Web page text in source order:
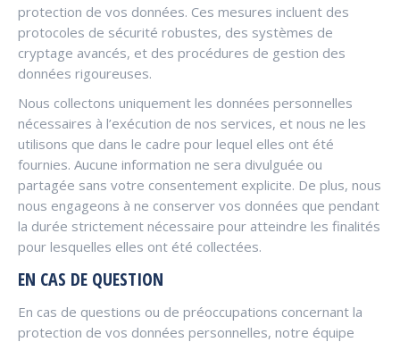
protection de vos données. Ces mesures incluent des
protocoles de sécurité robustes, des systèmes de
cryptage avancés, et des procédures de gestion des
données rigoureuses.
Nous collectons uniquement les données personnelles
nécessaires à l’exécution de nos services, et nous ne les
utilisons que dans le cadre pour lequel elles ont été
fournies. Aucune information ne sera divulguée ou
partagée sans votre consentement explicite. De plus, nous
nous engageons à ne conserver vos données que pendant
la durée strictement nécessaire pour atteindre les finalités
pour lesquelles elles ont été collectées.
EN CAS DE QUESTION
En cas de questions ou de préoccupations concernant la
protection de vos données personnelles, notre équipe